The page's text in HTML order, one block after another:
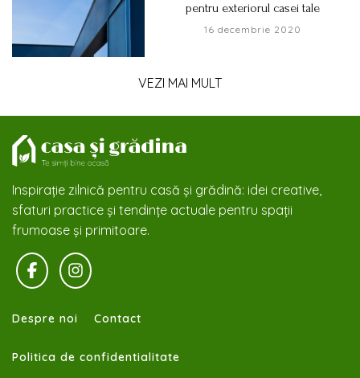
pentru exteriorul casei tale
16 decembrie 2020
VEZI MAI MULT
Inspirație zilnică pentru casă și grădină: idei creative,
sfaturi practice și tendințe actuale pentru spații
frumoase și primitoare.
Despre noi Contact
Politica de confidentialitate